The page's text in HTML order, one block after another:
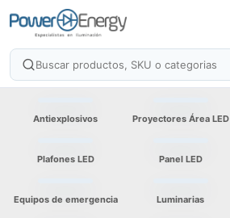
Antiexplosivos Proyectores Área LED
Plafones LED Panel LED
Equipos de emergencia Luminarias